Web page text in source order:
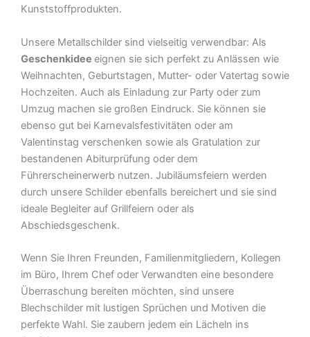
Kunststoffprodukten.
Unsere Metallschilder sind vielseitig verwendbar: Als
Geschenkidee eignen sie sich perfekt zu Anlässen wie
Weihnachten, Geburtstagen, Mutter- oder Vatertag sowie
Hochzeiten. Auch als Einladung zur Party oder zum
Umzug machen sie großen Eindruck. Sie können sie
ebenso gut bei Karnevalsfestivitäten oder am
Valentinstag verschenken sowie als Gratulation zur
bestandenen Abiturprüfung oder dem
Führerscheinerwerb nutzen. Jubiläumsfeiern werden
durch unsere Schilder ebenfalls bereichert und sie sind
ideale Begleiter auf Grillfeiern oder als
Abschiedsgeschenk.
Wenn Sie Ihren Freunden, Familienmitgliedern, Kollegen
im Büro, Ihrem Chef oder Verwandten eine besondere
Überraschung bereiten möchten, sind unsere
Blechschilder mit lustigen Sprüchen und Motiven die
perfekte Wahl. Sie zaubern jedem ein Lächeln ins